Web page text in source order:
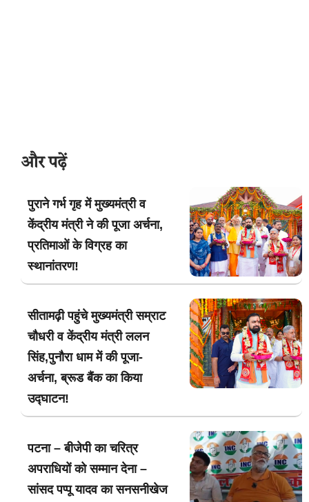
और पढ़ें
पुराने गर्भ गृह में मुख्यमंत्री व
केंद्रीय मंत्री ने की पूजा अर्चना,
प्रतिमाओं के विग्रह का
स्थानांतरण!
सीतामढ़ी पहुंचे मुख्यमंत्री सम्राट
चौधरी व केंद्रीय मंत्री ललन
सिंह,पुनौरा धाम में की पूजा-
अर्चना, ब्रूड बैंक का किया
उद्घाटन!
पटना – बीजेपी का चरित्र
अपराधियों को सम्मान देना –
सांसद पप्पू यादव का सनसनीखेज